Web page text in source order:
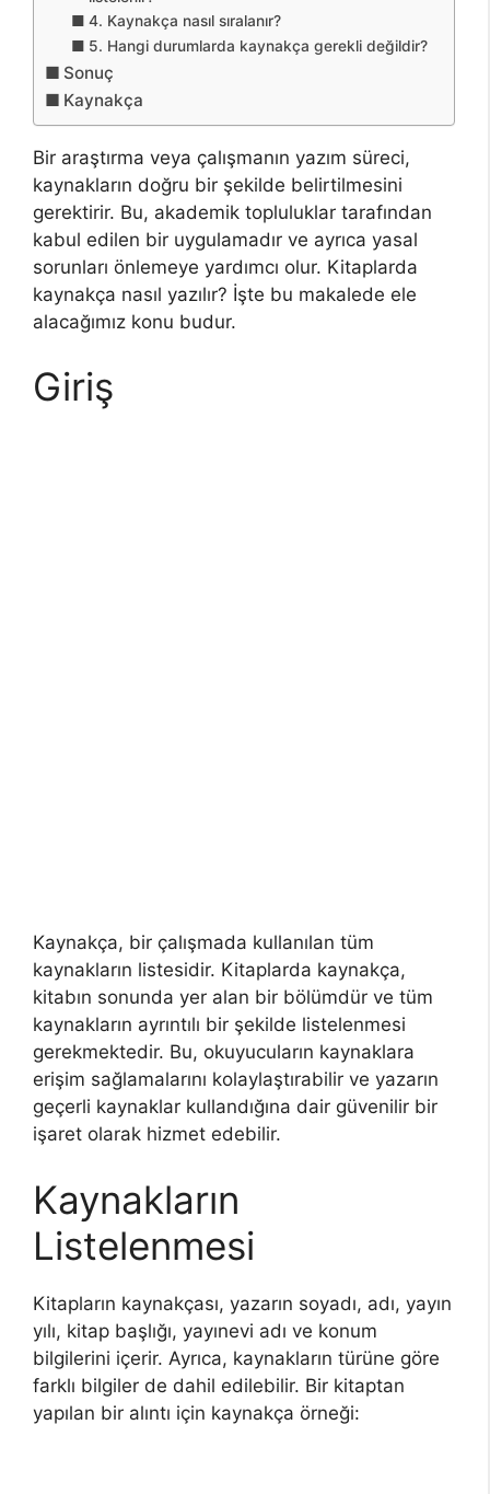
4. Kaynakça nasıl sıralanır?
5. Hangi durumlarda kaynakça gerekli değildir?
Sonuç
Kaynakça
Bir araştırma veya çalışmanın yazım süreci,
kaynakların doğru bir şekilde belirtilmesini
gerektirir. Bu, akademik topluluklar tarafından
kabul edilen bir uygulamadır ve ayrıca yasal
sorunları önlemeye yardımcı olur. Kitaplarda
kaynakça nasıl yazılır? İşte bu makalede ele
alacağımız konu budur.
Giriş
Kaynakça, bir çalışmada kullanılan tüm
kaynakların listesidir. Kitaplarda kaynakça,
kitabın sonunda yer alan bir bölümdür ve tüm
kaynakların ayrıntılı bir şekilde listelenmesi
gerekmektedir. Bu, okuyucuların kaynaklara
erişim sağlamalarını kolaylaştırabilir ve yazarın
geçerli kaynaklar kullandığına dair güvenilir bir
işaret olarak hizmet edebilir.
Kaynakların
Listelenmesi
Kitapların kaynakçası, yazarın soyadı, adı, yayın
yılı, kitap başlığı, yayınevi adı ve konum
bilgilerini içerir. Ayrıca, kaynakların türüne göre
farklı bilgiler de dahil edilebilir. Bir kitaptan
yapılan bir alıntı için kaynakça örneği: